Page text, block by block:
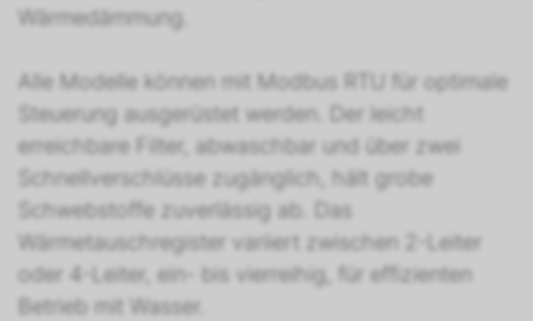
Wärmedämmung.
Alle Modelle können mit Modbus RTU für optimale
Steuerung ausgerüstet werden. Der leicht
erreichbare Filter, abwaschbar und über zwei
Schnellverschlüsse zugänglich, hält grobe
Schwebstoffe zuverlässig ab. Das
Wärmetauschregister variiert zwischen 2-Leiter
oder 4-Leiter, ein- bis vierreihig, für effizienten
Betrieb mit Wasser.